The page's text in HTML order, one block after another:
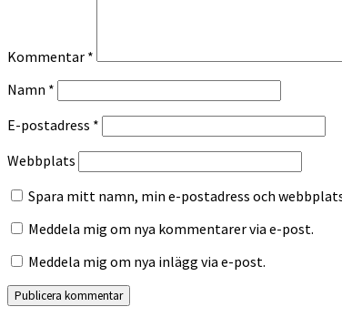
Kommentar *
Namn *
E-postadress *
Webbplats
Spara mitt namn, min e-postadress och
Meddela mig om nya kommentarer via e-post.
Meddela mig om nya inlägg via e-post.